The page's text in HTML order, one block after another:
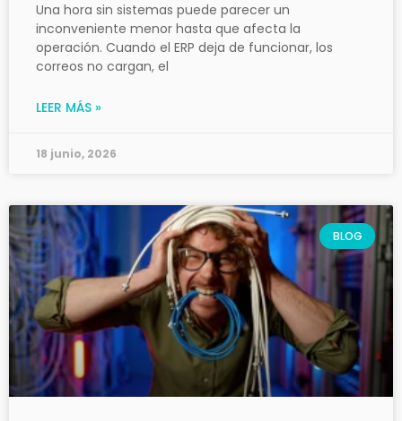
Una hora sin sistemas puede parecer un
inconveniente menor hasta que afecta la
operación. Cuando el ERP deja de funcionar, los
correos no cargan, el
LEER MÁS »
18 junio, 2026
BLOG